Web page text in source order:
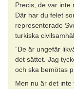
Precis, de var inte
Där har du felet
representerade
turkiska
”De är ungefär
det sättet. Jag
och ska bemötas
Men nu är det